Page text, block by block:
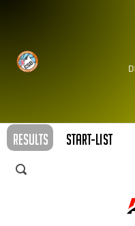
RESULTS START-LIST